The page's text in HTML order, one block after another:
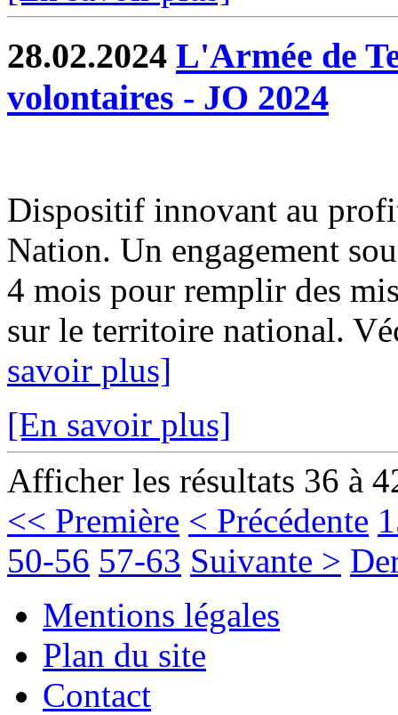
28.02.2024 L'Armée de
volontaires - JO 2024
Dispositif innovant au
Nation. Un engagement
4 mois pour remplir des
sur le territoire national.
savoir plus]
[En savoir plus]
Afficher les résultats 36 à
<< Première < Précédente
50-56 57-63 Suivante >
Mentions légales
Plan du site
Contact